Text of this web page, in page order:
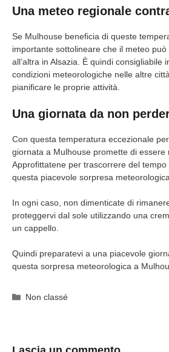
Una meteo regionale
Se Mulhouse beneficia di queste
importante sottolineare che il meteo
all’altra in Alsazia. È quindi consigliabile
condizioni meteorologiche nelle altre
pianificare le proprie attività.
Una giornata da non
Con questa temperatura eccezionale
giornata a Mulhouse promette di essere
Approfittatene per trascorrere del tempo
questa piacevole sorpresa meteorologica.
In ogni caso, non dimenticate di
proteggervi dal sole utilizzando una
un cappello.
Quindi preparatevi a una piacevole
questa sorpresa meteorologica a
Categorie
Non classé